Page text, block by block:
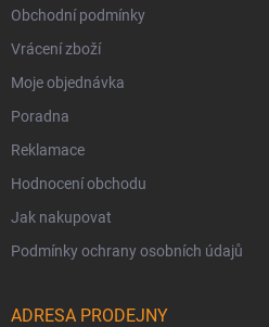
Obchodní podmínky
Vrácení zboží
Moje objednávka
Poradna
Reklamace
Hodnocení obchodu
Jak nakupovat
Podmínky ochrany osobních údajů
ADRESA PRODEJNY